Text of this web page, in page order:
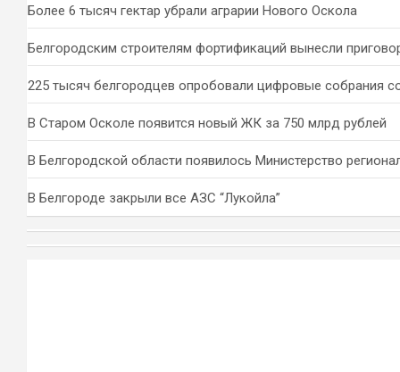
Более 6 тысяч гектар убрали аграрии Нового Оскола
Белгородским строителям фортификаций вынесли
225 тысяч белгородцев опробовали цифровые собрания
В Старом Осколе появится новый ЖК за 750 млрд рублей
В Белгородской области появилось Министерство
В Белгороде закрыли все АЗС “Лукойла”